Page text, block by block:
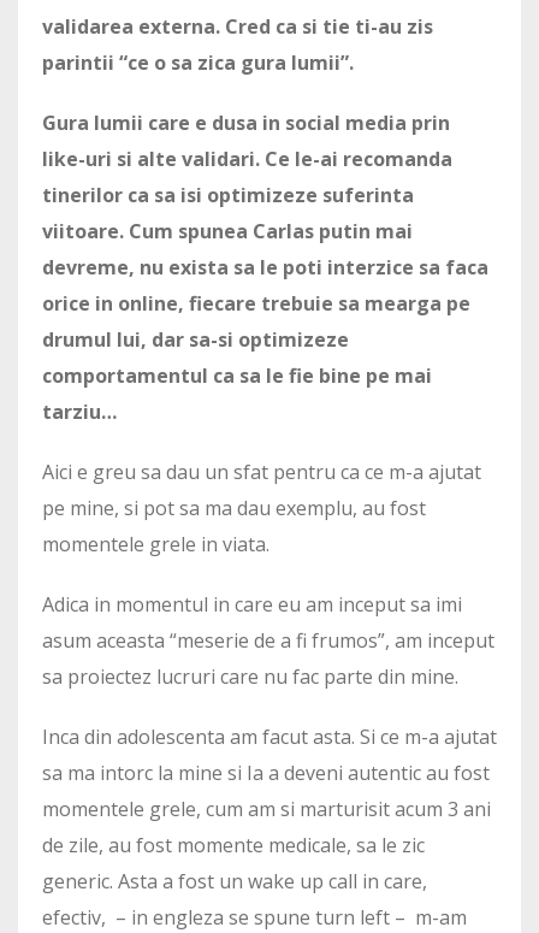
validarea externa. Cred ca si tie ti-au zis
parintii “ce o sa zica gura lumii”.
Gura lumii care e dusa in social media prin
like-uri si alte validari. Ce le-ai recomanda
tinerilor ca sa isi optimizeze suferinta
viitoare. Cum spunea Carlas putin mai
devreme, nu exista sa le poti interzice sa faca
orice in online, fiecare trebuie sa mearga pe
drumul lui, dar sa-si optimizeze
comportamentul ca sa le fie bine pe mai
tarziu…
Aici e greu sa dau un sfat pentru ca ce m-a ajutat
pe mine, si pot sa ma dau exemplu, au fost
momentele grele in viata.
Adica in momentul in care eu am inceput sa imi
asum aceasta “meserie de a fi frumos”, am inceput
sa proiectez lucruri care nu fac parte din mine.
Inca din adolescenta am facut asta. Si ce m-a ajutat
sa ma intorc la mine si Ia a deveni autentic au fost
momentele grele, cum am si marturisit acum 3 ani
de zile, au fost momente medicale, sa le zic
generic. Asta a fost un wake up call in care,
efectiv, – in engleza se spune turn left – m-am